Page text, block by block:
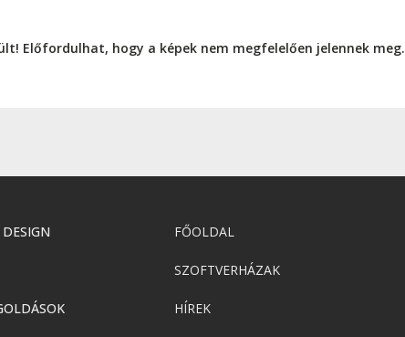
Előfordulhat, hogy a képek nem megfelelően jelennek meg.
FŐOLDAL
SZOFTVERHÁZAK
HÍREK